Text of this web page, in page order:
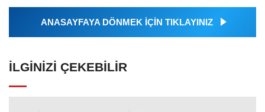
ANASAYFAYA DÖNMEK İÇİN TIKLAYINIZ
İLGINIZI ÇEKEBILIR